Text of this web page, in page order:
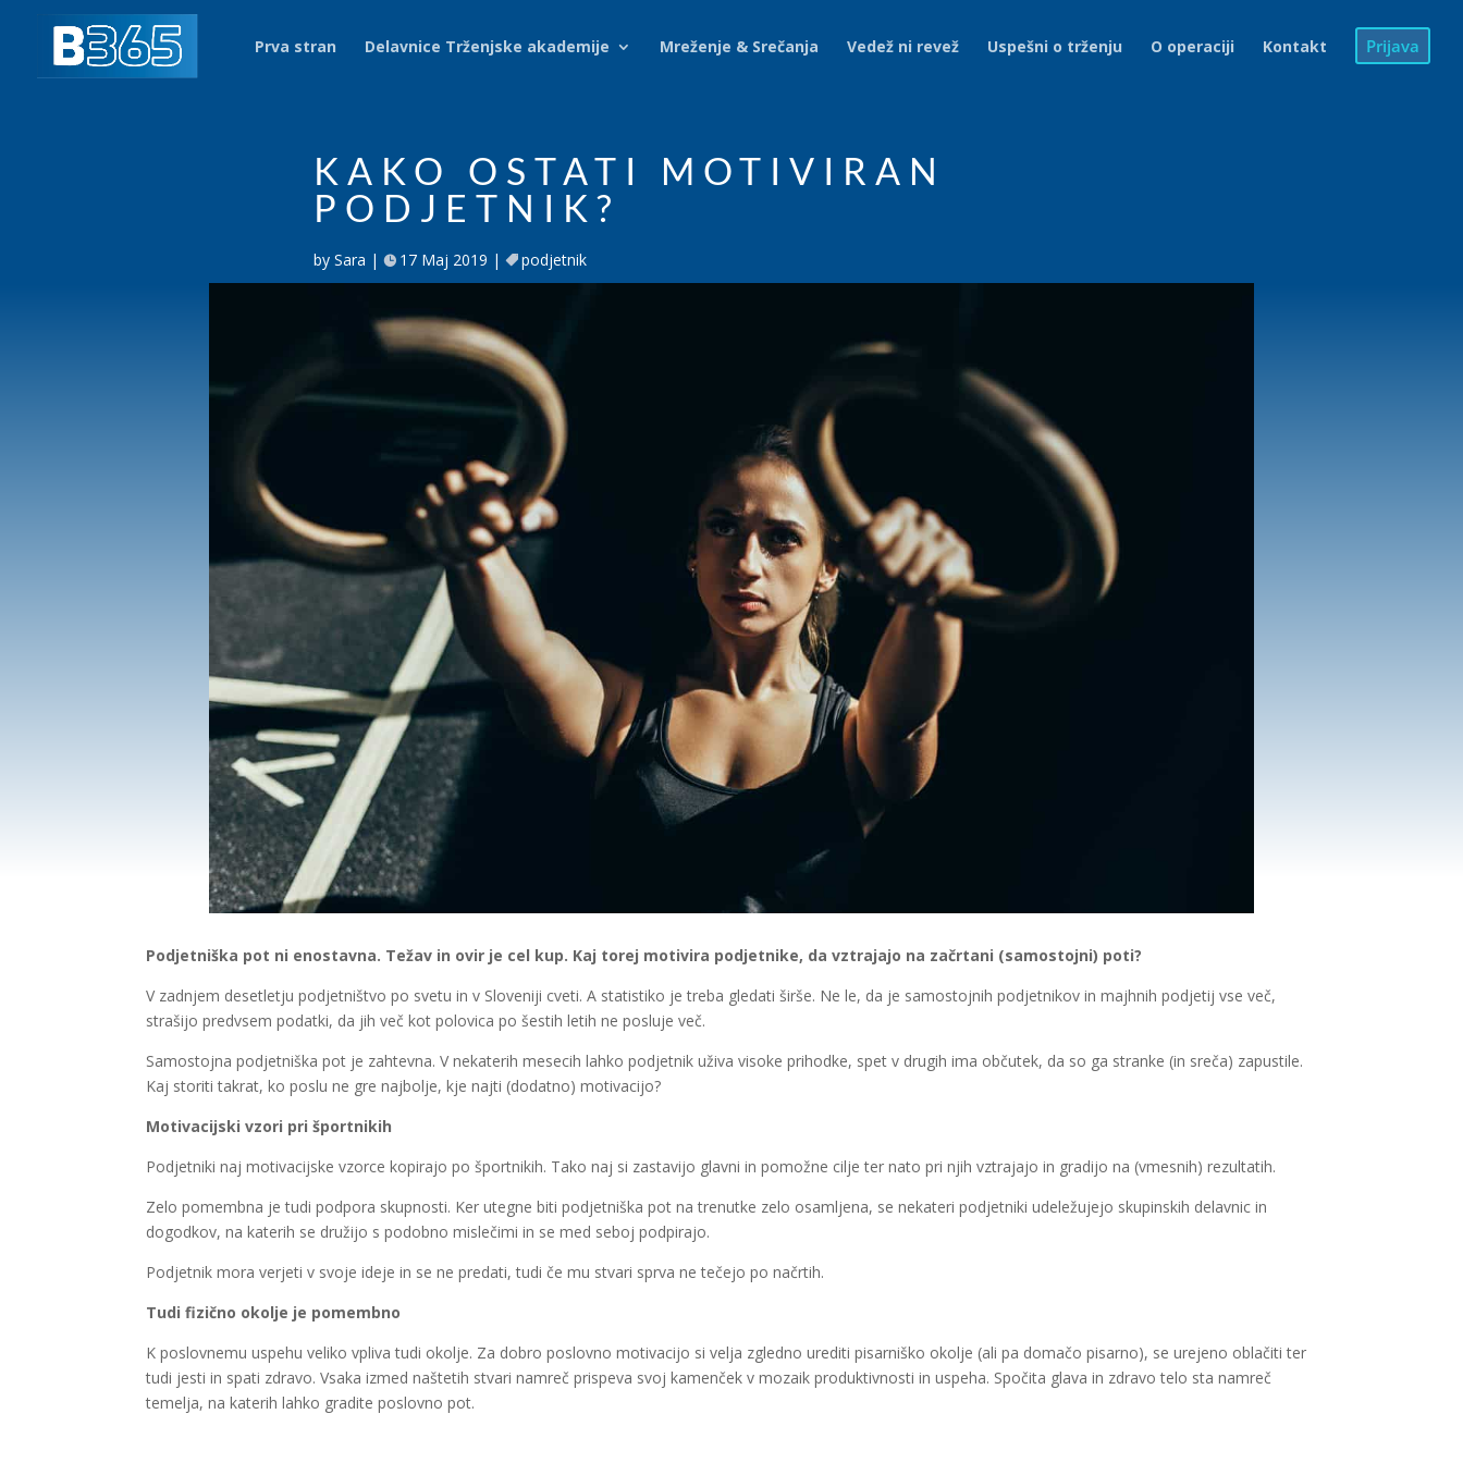
Prva stran Delavnice Trženjske akademije Mreženje & Srečanja Vedež ni revež Uspešni o trženju O operaciji Kontakt Prijava
KAKO OSTATI MOTIVIRAN
PODJETNIK?
by Sara 17 Maj 2019 podjetnik
Podjetniška pot ni enostavna. Težav in ovir je cel kup. Kaj torej motivira podjetnike, da vztrajajo na začrtani (samostojni) poti?
V zadnjem desetletju podjetništvo po svetu in v Sloveniji cveti. A statistiko je treba gledati širše. Ne le, da je samostojnih podjetnikov in majhnih podjetij vse več,
strašijo predvsem podatki, da jih več kot polovica po šestih letih ne posluje več.
Samostojna podjetniška pot je zahtevna. V nekaterih mesecih lahko podjetnik uživa visoke prihodke, spet v drugih ima občutek, da so ga stranke (in sreča) zapustile.
Kaj storiti takrat, ko poslu ne gre najbolje, kje najti (dodatno) motivacijo?
Motivacijski vzori pri športnikih
Podjetniki naj motivacijske vzorce kopirajo po športnikih. Tako naj si zastavijo glavni in pomožne cilje ter nato pri njih vztrajajo in gradijo na (vmesnih) rezultatih.
Zelo pomembna je tudi podpora skupnosti. Ker utegne biti podjetniška pot na trenutke zelo osamljena, se nekateri podjetniki udeležujejo skupinskih delavnic in
dogodkov, na katerih se družijo s podobno mislečimi in se med seboj podpirajo.
Podjetnik mora verjeti v svoje ideje in se ne predati, tudi če mu stvari sprva ne tečejo po načrtih.
Tudi fizično okolje je pomembno
K poslovnemu uspehu veliko vpliva tudi okolje. Za dobro poslovno motivacijo si velja zgledno urediti pisarniško okolje (ali pa domačo pisarno), se urejeno oblačiti ter
tudi jesti in spati zdravo. Vsaka izmed naštetih stvari namreč prispeva svoj kamenček v mozaik produktivnosti in uspeha. Spočita glava in zdravo telo sta namreč
temelja, na katerih lahko gradite poslovno pot.